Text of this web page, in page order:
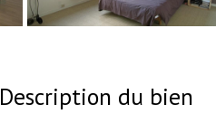
Description du bien